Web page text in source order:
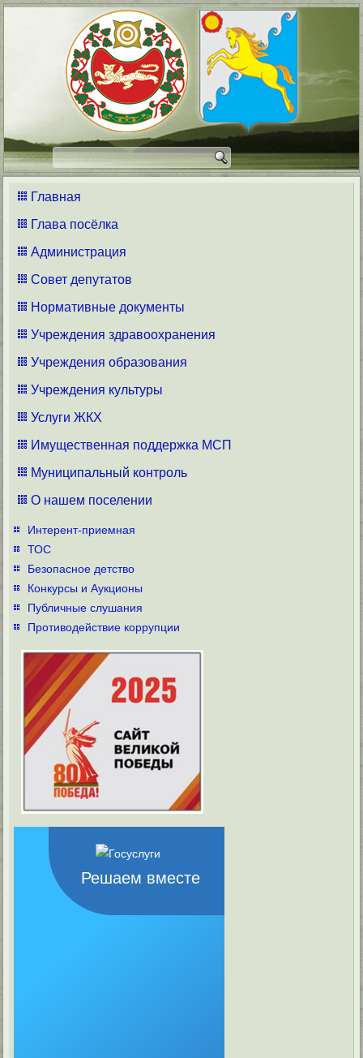
Главная
Глава посёлка
Администрация
Совет депутатов
Нормативные документы
Учреждения здравоохранения
Учреждения образования
Учреждения культуры
Услуги ЖКХ
Имущественная поддержка МСП
Муниципальный контроль
О нашем поселении
Интерент-приемная
ТОС
Безопасное детство
Конкурсы и Аукционы
Публичные слушания
Противодействие коррупции
Решаем вместе